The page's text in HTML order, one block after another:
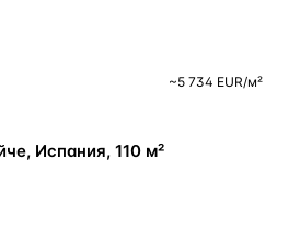
~5 734 EUR/м²
Испания, 110 м²